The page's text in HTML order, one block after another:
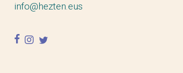
info@hezten.eus
facebook
instagram
twitter